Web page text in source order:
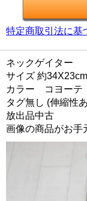
特定商取引法に基
ネックゲイター
サイズ 約34X23cm
カラー コヨーテ
タグ無し (伸縮性
放出品中古
画像の商品がお